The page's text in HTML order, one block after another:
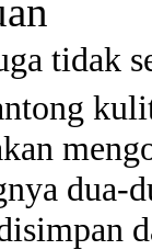
tidak
dua-